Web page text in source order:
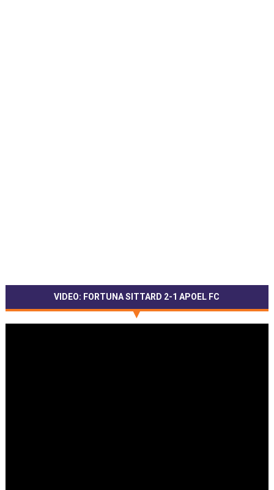
VIDEO: FORTUNA SITTARD 2-1 APOEL FC